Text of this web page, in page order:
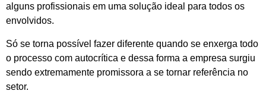
alguns profissionais em uma solução ideal para todos os
envolvidos.
Só se torna possível fazer diferente quando se enxerga todo
o processo com autocrítica e dessa forma a empresa surgiu
sendo extremamente promissora a se tornar referência no
setor.